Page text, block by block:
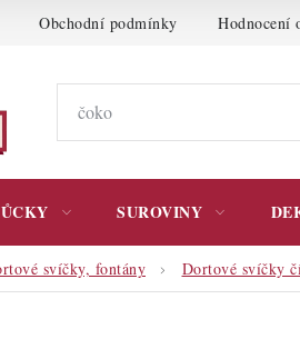
Obchodní podmínky Hodnocení
SUROVINY
svíčky, fontány Dortové svíčky